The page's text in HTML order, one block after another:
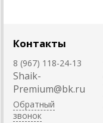
Контакты
8 (967) 118-24-13
Shaik-
Premium@bk.ru
Обратный
звонок